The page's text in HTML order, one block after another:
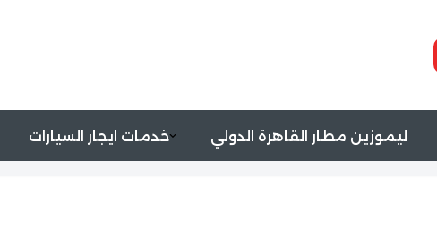
ليموزين مطار القاهرة الدولي خدمات ايجار السيارات